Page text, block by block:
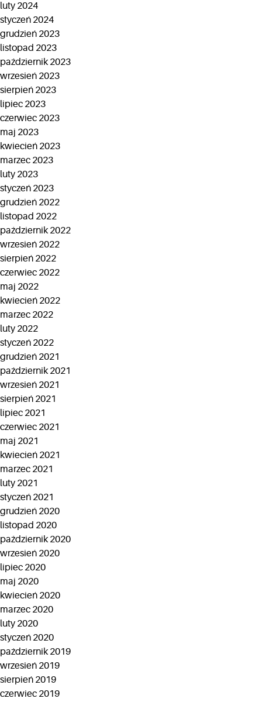
luty 2024
styczeń 2024
grudzień 2023
listopad 2023
październik 2023
wrzesień 2023
sierpień 2023
lipiec 2023
czerwiec 2023
maj 2023
kwiecień 2023
marzec 2023
luty 2023
styczeń 2023
grudzień 2022
listopad 2022
październik 2022
wrzesień 2022
sierpień 2022
czerwiec 2022
maj 2022
kwiecień 2022
marzec 2022
luty 2022
styczeń 2022
grudzień 2021
październik 2021
wrzesień 2021
sierpień 2021
lipiec 2021
czerwiec 2021
maj 2021
kwiecień 2021
marzec 2021
luty 2021
styczeń 2021
grudzień 2020
listopad 2020
październik 2020
wrzesień 2020
lipiec 2020
maj 2020
kwiecień 2020
marzec 2020
luty 2020
styczeń 2020
październik 2019
wrzesień 2019
sierpień 2019
czerwiec 2019